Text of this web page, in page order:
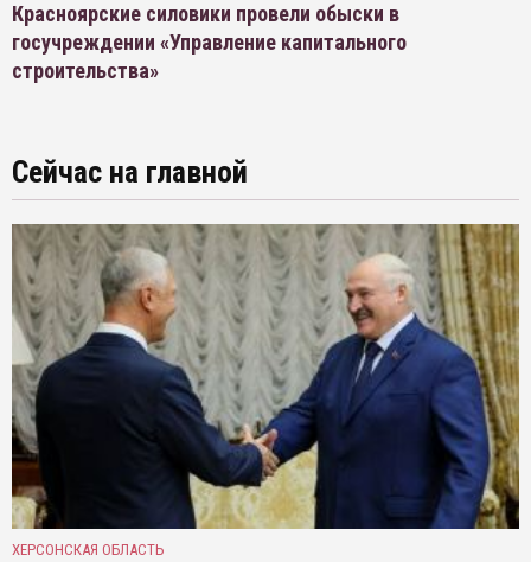
Красноярские силовики провели обыски в
госучреждении «Управление капитального
строительства»
Сейчас на главной
ХЕРСОНСКАЯ ОБЛАСТЬ